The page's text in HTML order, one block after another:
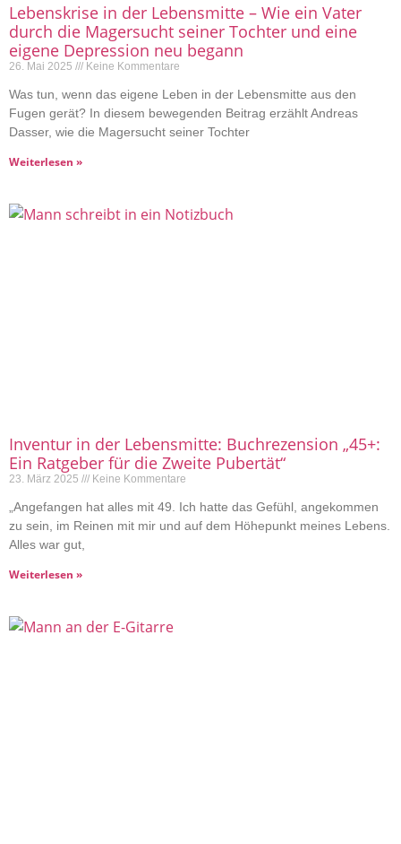
Lebenskrise in der Lebensmitte – Wie ein Vater
durch die Magersucht seiner Tochter und eine
eigene Depression neu begann
26. Mai 2025 Keine Kommentare
Was tun, wenn das eigene Leben in der Lebensmitte aus den
Fugen gerät? In diesem bewegenden Beitrag erzählt Andreas
Dasser, wie die Magersucht seiner Tochter
Weiterlesen »
Inventur in der Lebensmitte: Buchrezension „45+:
Ein Ratgeber für die Zweite Pubertät“
23. März 2025 Keine Kommentare
„Angefangen hat alles mit 49. Ich hatte das Gefühl, angekommen
zu sein, im Reinen mit mir und auf dem Höhepunkt meines Lebens.
Alles war gut,
Weiterlesen »